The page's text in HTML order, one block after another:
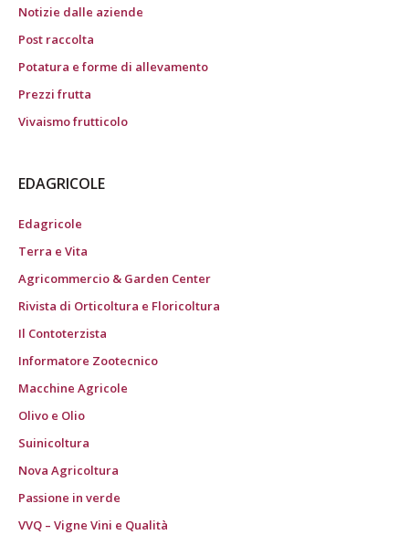
Notizie dalle aziende
Post raccolta
Potatura e forme di allevamento
Prezzi frutta
Vivaismo frutticolo
EDAGRICOLE
Edagricole
Terra e Vita
Agricommercio & Garden Center
Rivista di Orticoltura e Floricoltura
Il Contoterzista
Informatore Zootecnico
Macchine Agricole
Olivo e Olio
Suinicoltura
Nova Agricoltura
Passione in verde
VVQ – Vigne Vini e Qualità